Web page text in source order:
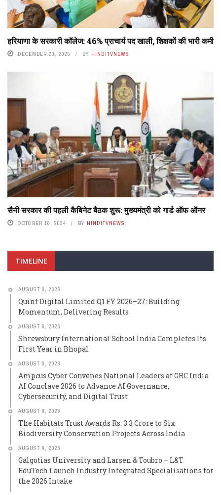
हरियाणा के सरकारी कॉलेज: 46% प्राचार्य पद खाली, शिक्षकों की भारी कमी
DECEMBER 20, 2025 BY HINDITVNEWS
सैनी सरकार की पहली कैबिनेट बैठक शुरू: मुख्यमंत्री को गार्ड ऑफ ऑनर
OCTOBER 18, 2024 BY HINDITVNEWS
TIMELINE
AUGUST 8, 2026
Quint Digital Limited Q1 FY 2026–27: Building
Momentum, Delivering Results
AUGUST 8, 2026
Shrewsbury International School India Completes Its
First Year in Bhopal
AUGUST 8, 2026
Ampcus Cyber Convenes National Leaders at GRC India
AI Conclave 2026 to Advance AI Governance,
Cybersecurity, and Digital Trust
AUGUST 8, 2026
The Habitats Trust Awards Rs. 3.3 Crore to Six
Biodiversity Conservation Projects Across India
AUGUST 8, 2026
Galgotias University and Larsen & Toubro – L&T
EduTech Launch Industry Integrated Specialisations for
the 2026 Intake